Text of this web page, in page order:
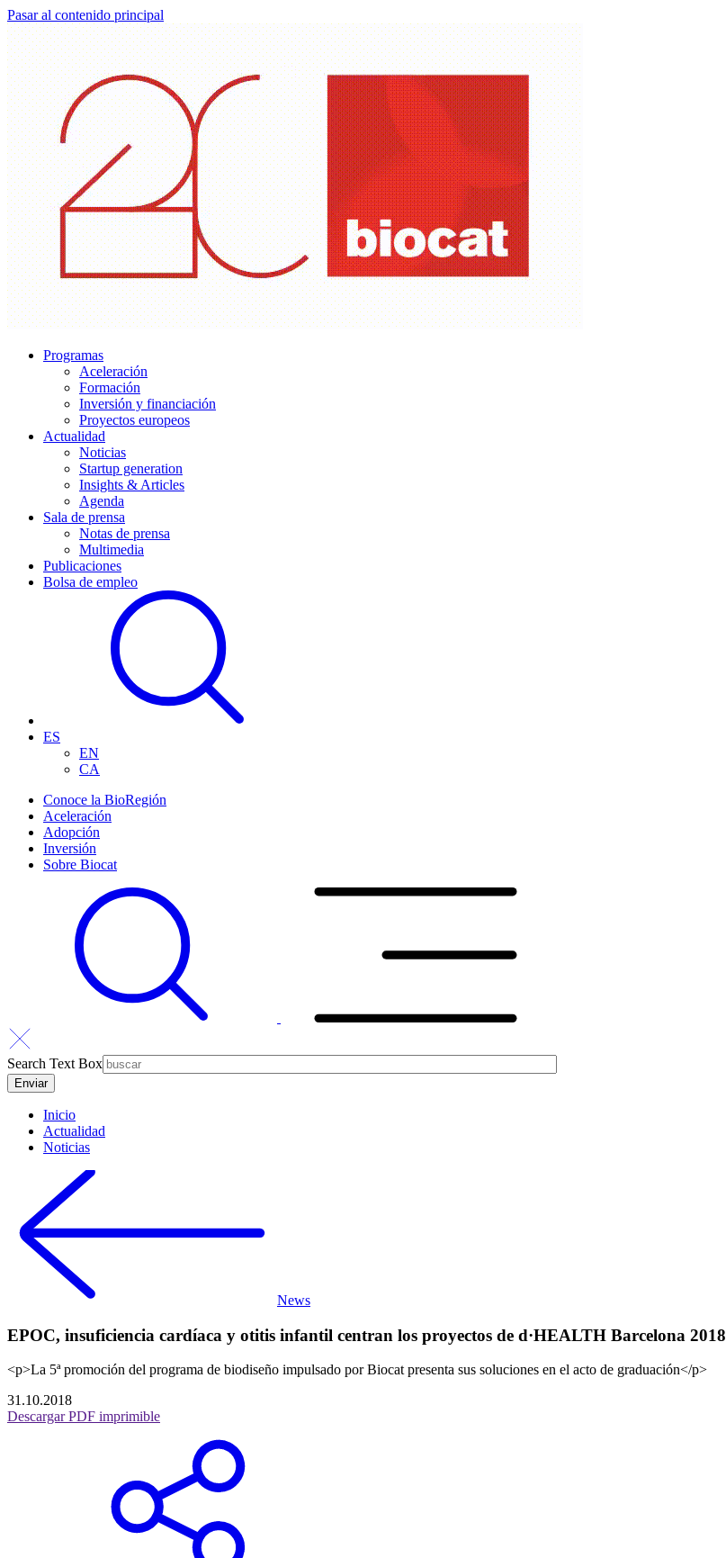
Pasar al contenido principal
Programas
Aceleración
Formación
Inversión y financiación
Proyectos europeos
Actualidad
Noticias
Startup generation
Insights & Articles
Agenda
Sala de prensa
Notas de prensa
Multimedia
Publicaciones
Bolsa de empleo
ES
EN
CA
Conoce la BioRegión
Aceleración
Adopción
Inversión
Sobre Biocat
Search Text Box
Inicio
Actualidad
Noticias
News
EPOC, insuficiencia cardíaca y otitis infantil centran los proyectos de d·HEALTH Barcelona 2018
<p>La 5ª promoción del programa de biodiseño impulsado por Biocat presenta sus soluciones en el acto de graduación</p>
31.10.2018
Descargar PDF imprimible